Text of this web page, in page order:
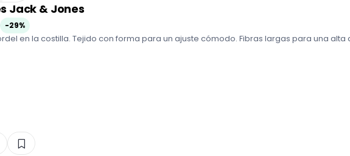
Jack & Jones
-29%
en la costilla. Tejido con forma para un ajuste cómodo. Fibras largas para una